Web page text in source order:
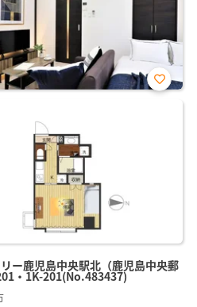
ー鹿児島中央駅北（鹿児島中央郵
・1K-201(No.483437)
お気